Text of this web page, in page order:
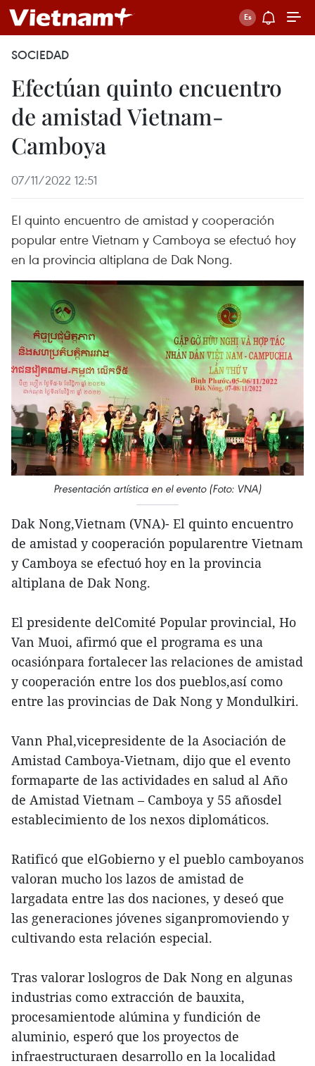
SOCIEDAD
Efectúan quinto encuentro
de amistad Vietnam-
Camboya
07/11/2022 12:51
El quinto encuentro de amistad y cooperación
popular entre Vietnam y Camboya se efectuó hoy
en la provincia altiplana de Dak Nong.
Presentación artística en el evento (Foto: VNA)
Dak Nong,Vietnam (VNA)- El quinto encuentro
de amistad y cooperación popularentre Vietnam
y Camboya se efectuó hoy en la provincia
altiplana de Dak Nong.
El presidente delComité Popular provincial, Ho
Van Muoi, afirmó que el programa es una
ocasiónpara fortalecer las relaciones de amistad
y cooperación entre los dos pueblos,así como
entre las provincias de Dak Nong y Mondulkiri.
Vann Phal,vicepresidente de la Asociación de
Amistad Camboya-Vietnam, dijo que el evento
formaparte de las actividades en salud al Año
de Amistad Vietnam – Camboya y 55 añosdel
establecimiento de los nexos diplomáticos.
Ratificó que elGobierno y el pueblo camboyanos
valoran mucho los lazos de amistad de
largadata entre las dos naciones, y deseó que
las generaciones jóvenes siganpromoviendo y
cultivando esta relación especial.
Tras valorar loslogros de Dak Nong en algunas
industrias como extracción de bauxita,
procesamientode alúmina y fundición de
aluminio, esperó que los proyectos de
infraestructuraen desarrollo en la localidad